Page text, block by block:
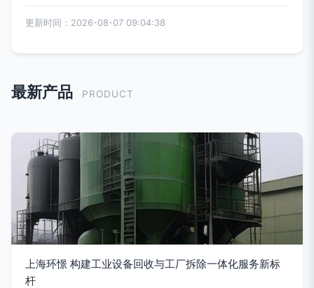
更新时间：2026-08-07 09:04:38
最新产品 PRODUCT
上海环憬 构建工业设备回收与工厂拆除一体化服务新标
杆